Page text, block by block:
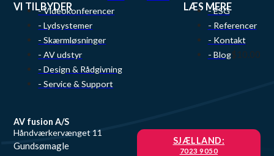
VI TILBYDER
- Videokonferencer
- Lydsystemer
- Skærmløsninger
- AV udstyr
- Design & Rådgivning
- Service & Support
LÆS MERE
- ESG
- Referencer
- Kontakt
- Blog$10.00
AV fusion A/S
Håndværkervænget 11
Gundsømagle
SJÆLLAND:
7023 9050